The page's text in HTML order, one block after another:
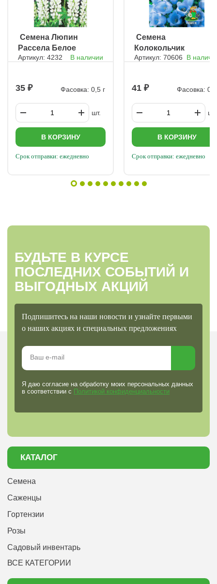
ㅤ Семена Люпин
Рассела Белое
пламя
Артикул: 4232 В наличии
35 Фасовка: 0,5 г
шт.
В КОРЗИНУ
Срок отправки: ежедневно
ㅤ Семена
Колокольчик
средний Голубой
Артикул: 70606 В
41 Фасовка: 0,2
шт.
В КОРЗИНУ
Срок отправки: ежедневно
БУДЬТЕ В КУРСЕ
ПОСЛЕДНИХ СОБЫТИЙ И
ВЫГОДНЫХ АКЦИЙ
Подпишитесь на наши новости и узнайте первыми
о наших акциях и специальных предложениях
Я даю согласие на обработку моих персональных данных
в соответствии с Политикой конфиденциальности
КАТАЛОГ
Семена
Саженцы
Гортензии
Розы
Садовый инвентарь
ВСЕ КАТЕГОРИИ